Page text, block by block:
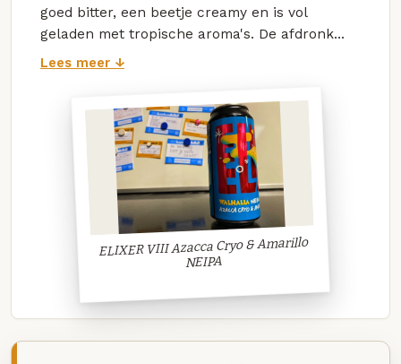
goed bitter, een beetje creamy en is vol
geladen met tropische aroma's. De afdronk...
Lees meer ↓
ELIXER VIII Azacca Cryo & Amarillo
NEIPA